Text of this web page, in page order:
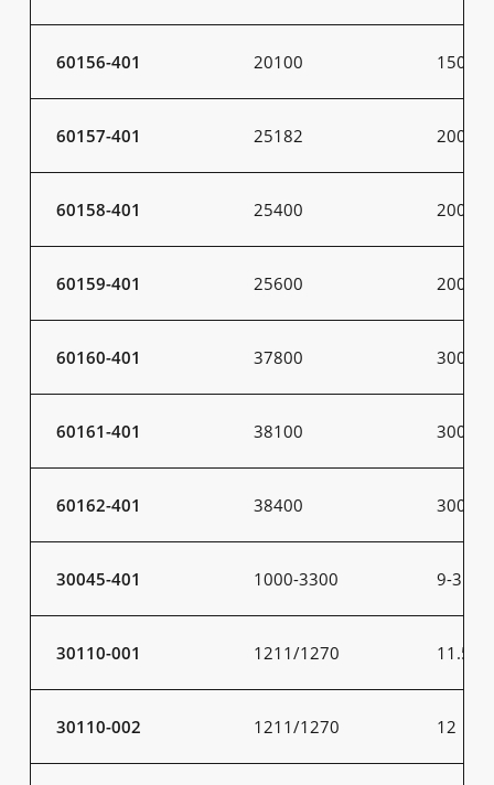
60156-401 20100 150
60157-401 25182 200
60158-401 25400 200
60159-401 25600 200
60160-401 37800 300
60161-401 38100 300
60162-401 38400 300
30045-401 1000-3300 9-31
30110-001 1211/1270 11.5
30110-002 1211/1270 12